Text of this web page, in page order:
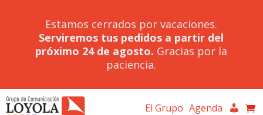
Estamos cerrados por vacaciones.
Serviremos tus pedidos a partir del
próximo 24 de agosto. Gracias por la
paciencia.
El Grupo Agenda